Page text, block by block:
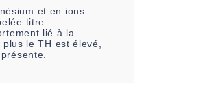
et en ions
titre
lié à la
le TH est élevé,